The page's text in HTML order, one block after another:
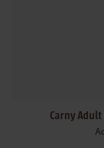
Carny